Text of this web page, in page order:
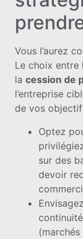
Vous l’aurez
Le choix entre
la cession de
l’entreprise
de vos
Optez
sur des
devoir